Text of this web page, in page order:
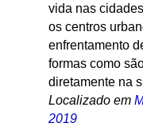
vida nas
os centros
enfrentamento
formas como
diretamente na
Localizado em
2019